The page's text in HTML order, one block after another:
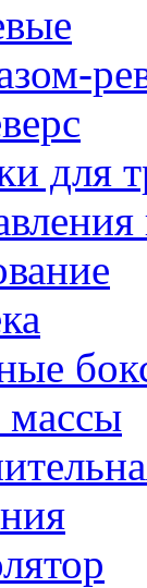
для
массы